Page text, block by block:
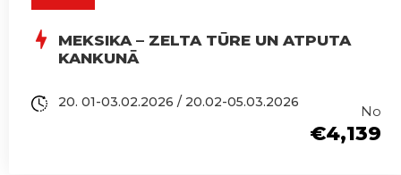
MEKSIKA – ZELTA TŪRE UN ATPUTA
KANKUNĀ
No
€4,139
20. 01-03.02.2026 / 20.02-05.03.2026